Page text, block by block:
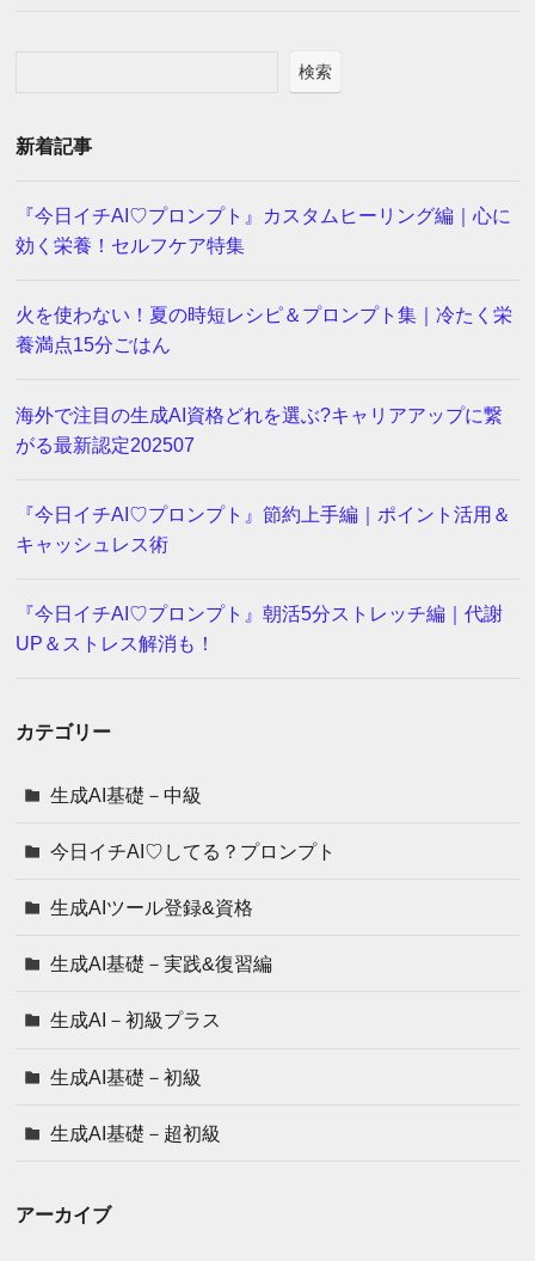
検索
新着記事
『今日イチAI♡プロンプト』カスタムヒーリング編｜心に
効く栄養！セルフケア特集
火を使わない！夏の時短レシピ＆プロンプト集｜冷たく栄
養満点15分ごはん
海外で注目の生成AI資格どれを選ぶ?キャリアアップに繋
がる最新認定202507
『今日イチAI♡プロンプト』節約上手編｜ポイント活用＆
キャッシュレス術
『今日イチAI♡プロンプト』朝活5分ストレッチ編｜代謝
UP＆ストレス解消も！
カテゴリー
生成AI基礎－中級
今日イチAI♡してる？プロンプト
生成AIツール登録&資格
生成AI基礎－実践&復習編
生成AI－初級プラス
生成AI基礎－初級
生成AI基礎－超初級
アーカイブ